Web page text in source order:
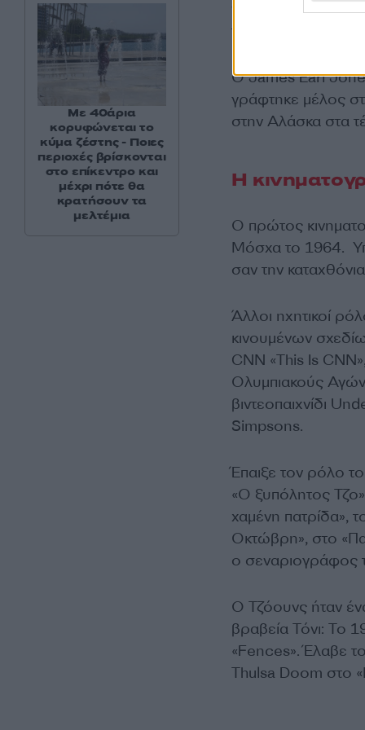
να μιλήσω. Έτσι
τα άφωνα χρόνια
Ο James Earl
γράφτηκε μέλος
στην Αλάσκα στα
Η
Ο πρώτος
Μόσχα το 1964.
σαν την
Άλλοι ηχητικοί
κινουμένων
CNN «This Is
Ολυμπιακούς
βιντεοπαιχνίδι
Simpsons.
Έπαιξε τον ρόλο
«Ο ξυπόλητος
χαμένη πατρίδα»,
Οκτώβρη», στο
ο σεναριογράφος
Ο Τζόουνς ήταν
βραβεία Τόνι: Το
«Fences». Έλαβε
Thulsa Doom στο
Με 40άρια
κορυφώνεται το
κύμα ζέστης - Ποιες
περιοχές βρίσκονται
στο επίκεντρο και
μέχρι πότε θα
κρατήσουν τα
μελτέμια